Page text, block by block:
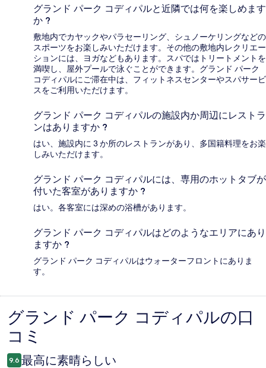
グランド パーク コディパルと近隣では何を楽しめます
か ?
敷地内でカヤックやパラセーリング、シュノーケリングなどの
スポーツをお楽しみいただけます。その他の敷地内レクリエー
ションには、ヨガなどもあります。スパではトリートメントを
満喫し、屋外プールで泳ぐことができます。グランド パーク
コディパルにご滞在中は、フィットネスセンターやスパサービ
スをご利用いただけます。
グランド パーク コディパルの施設内か周辺にレストラ
ンはありますか ?
はい、施設内に 3 か所のレストランがあり、多国籍料理をお楽
しみいただけます。
グランド パーク コディパルには、専用のホットタブが
付いた客室がありますか ?
はい。各客室には深めの浴槽があります。
グランド パーク コディパルはどのようなエリアにあり
ますか ?
グランド パーク コディパルはウォーターフロントにありま
す。
口
コ
ミ
グランド パーク コディパルの口
コミ
9.6 最高に素晴らしい